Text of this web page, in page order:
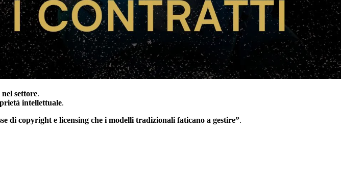
settore.
intellettuale.
di copyright e licensing che i modelli tradizionali faticano a gestire”.